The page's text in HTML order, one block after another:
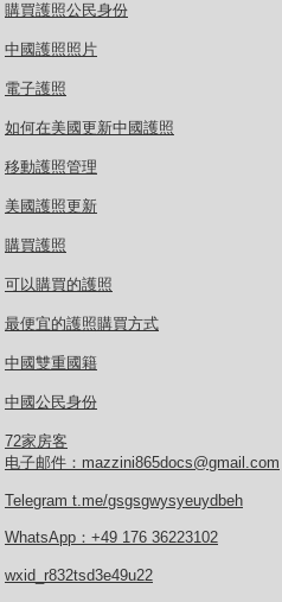
購買護照公民身份
中國護照照片
電子護照
如何在美國更新中國護照
移動護照管理
美國護照更新
購買護照
可以購買的護照
最便宜的護照購買方式
中國雙重國籍
中國公民身份
72家房客
电子邮件：mazzini865docs@gmail.com
Telegram t.me/gsgsgwysyeuydbeh
WhatsApp：+49 176 36223102
wxid_r832tsd3e49u22